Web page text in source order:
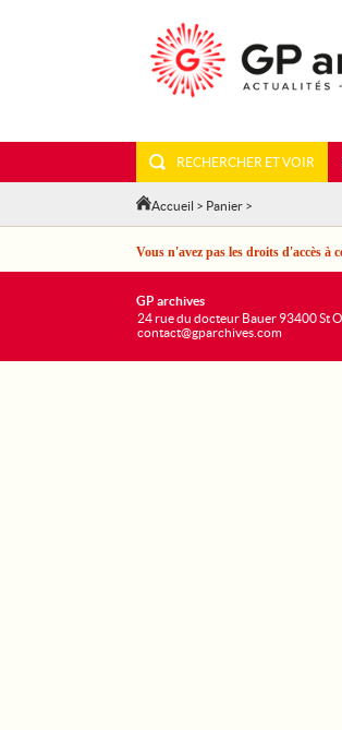
RECHERCHER ET VOIR
Accueil > Panier >
Vous n'avez pas les droits d'accès à
GP archives
24 rue du docteur Bauer 93400 St
contact@gparchives.com